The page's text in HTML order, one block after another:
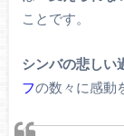
ことです。
シンバの悲しい
フの数々に感動